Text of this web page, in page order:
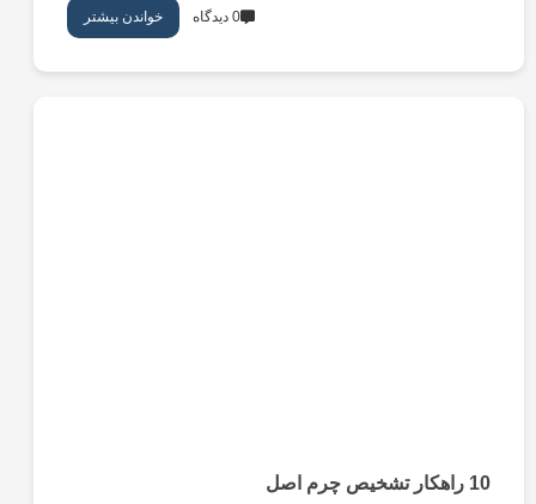
0 دیدگاه خواندن بیشتر
10 راهکار تشخیص چرم اصل